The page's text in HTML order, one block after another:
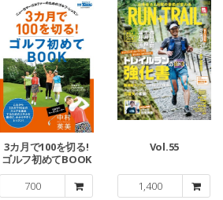
3カ月で100を切る!
ゴルフ初めてBOOK
700
Vol.55
1,400